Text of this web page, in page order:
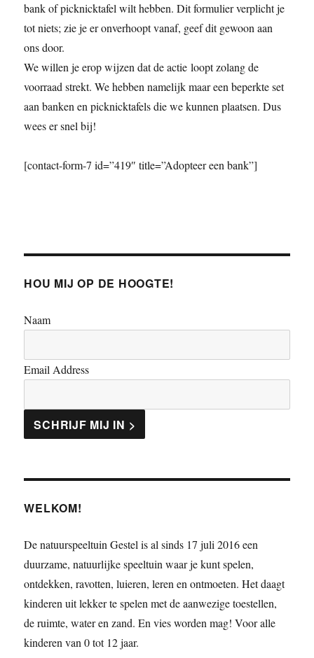
bank of picknicktafel wilt hebben. Dit formulier verplicht je
tot niets; zie je er onverhoopt vanaf, geef dit gewoon aan
ons door.
We willen je erop wijzen dat de actie loopt zolang de
voorraad strekt. We hebben namelijk maar een beperkte set
aan banken en picknicktafels die we kunnen plaatsen. Dus
wees er snel bij!
[contact-form-7 id=”419″ title=”Adopteer een bank”]
HOU MIJ OP DE HOOGTE!
Naam
Email Address
SCHRIJF MIJ IN >
WELKOM!
De natuurspeeltuin Gestel is al sinds 17 juli 2016 een
duurzame, natuurlijke speeltuin waar je kunt spelen,
ontdekken, ravotten, luieren, leren en ontmoeten. Het daagt
kinderen uit lekker te spelen met de aanwezige toestellen,
de ruimte, water en zand. En vies worden mag! Voor alle
kinderen van 0 tot 12 jaar.